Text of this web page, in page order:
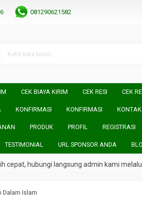
081290621582
CEK BIAYA KIRIM CEK RESI CEK
KONFIRMASI KONFIRMASI KONTAK
PRODUK PROFIL REGISTRASI
TESTIMONIAL URL SPONSOR ANDA
hubungi langsung admin kami melalui
Dalam Islam